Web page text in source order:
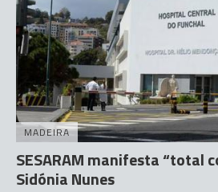
MADEIRA
SESARAM manifesta “total
Sidónia Nunes